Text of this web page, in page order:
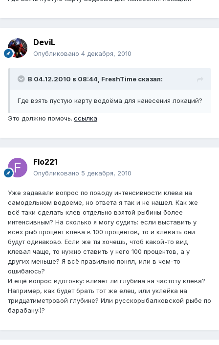
DeviL
Опубликовано 4 декабря, 2010
В 04.12.2010 в 08:44, FreshTime сказал:
Где взять пустую карту водоёма для нанесения локаций?
Это должно помочь..ссылка
Flo221
Опубликовано 5 декабря, 2010
Уже задавали вопрос по поводу интенсивности клева на
самодельном водоеме, но ответа я так и не нашел. Как же
всё таки сделать клев отдельно взятой рыбины более
интенсивным? На сколько я могу судить: если выставить у
всех рыб процент клева в 100 процентов, то и клевать они
будут одинаково. Если же ты хочешь, чтоб какой-то вид
клевал чаще, то нужно ставить у него 100 процентов, а у
других меньше? Я всё правильно понял, или в чем-то
ошибаюсь?
И ещё вопрос вдогонку: влияет ли глубина на частоту клева?
Например, как будет брать тот же елец, или уклейка на
тридцатиметровой глубине? Или русскорыбалковской рыбе по
барабану:)?